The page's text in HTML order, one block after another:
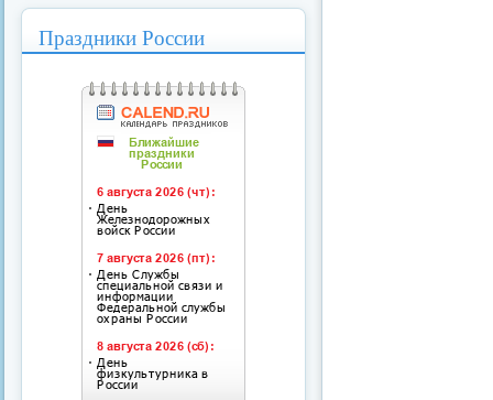
Праздники России